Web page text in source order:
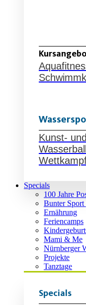
Kunst-
Wasserball
Specials
100 Jahre
Bunter
Ernährung
Feriencamps
Mami & Me
Nürnberger
Projekte
Tanztage
Specials